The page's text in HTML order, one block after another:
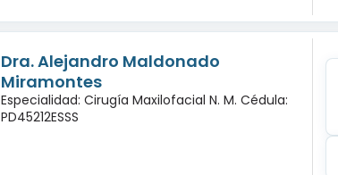
Dra. Alejandro Maldonado
Miramontes
Especialidad: Cirugía Maxilofacial N. M. Cédula:
PD45212ESSS